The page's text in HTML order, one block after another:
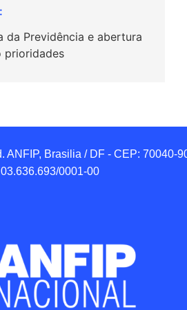
da Previdência e abertura
prioridades
ANFIP, Brasilia / DF - CEP: 70040-
0001-00